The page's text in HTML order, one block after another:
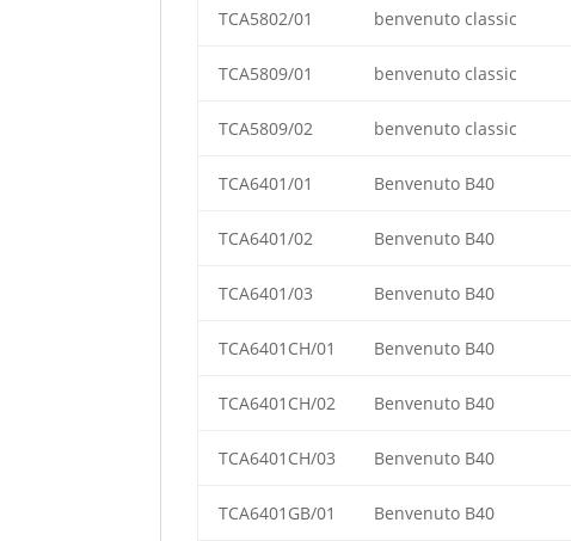
TCA5802/01 benvenuto classic
TCA5809/01 benvenuto classic
TCA5809/02 benvenuto classic
TCA6401/01 Benvenuto B40
TCA6401/02 Benvenuto B40
TCA6401/03 Benvenuto B40
TCA6401CH/01 Benvenuto B40
TCA6401CH/02 Benvenuto B40
TCA6401CH/03 Benvenuto B40
TCA6401GB/01 Benvenuto B40